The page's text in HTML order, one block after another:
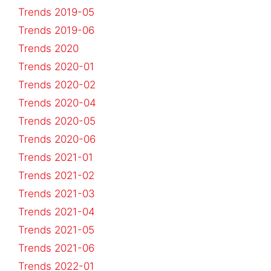
Trends 2019-05
Trends 2019-06
Trends 2020
Trends 2020-01
Trends 2020-02
Trends 2020-04
Trends 2020-05
Trends 2020-06
Trends 2021-01
Trends 2021-02
Trends 2021-03
Trends 2021-04
Trends 2021-05
Trends 2021-06
Trends 2022-01